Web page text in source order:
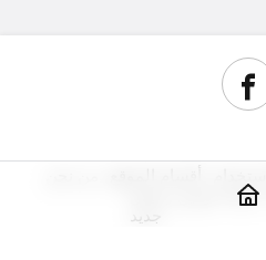
شراء دومين رخيص